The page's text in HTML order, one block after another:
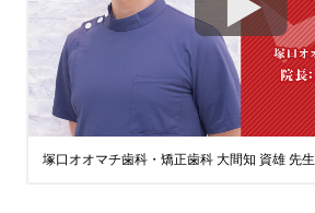
塚口オオマチ歯科・矯正歯科 大間知 資雄 先生